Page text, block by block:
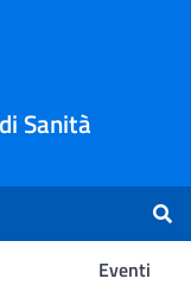
Sanità
Eventi